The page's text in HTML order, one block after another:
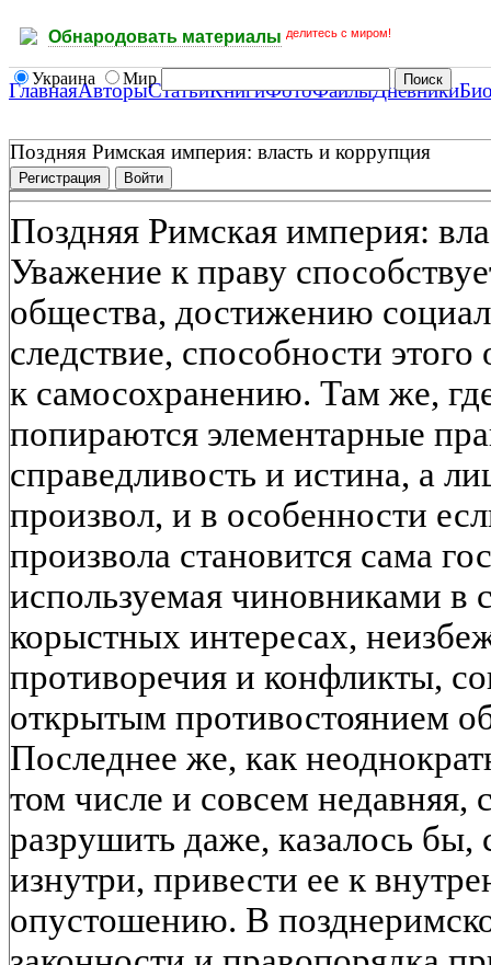
Обнародовать материалы делитесь с миром!
Украина Мир
ГлавнаяАвторыСтатьиКнигиФотоФайлыДневники
Поздняя Римская империя: власть и коррупция
Регистрация Войти
Поздняя Римская империя:
Уважение к праву
общества, достижению
следствие, способности
к самосохранению. Там же,
попираются элементарные
справедливость и истина, а
произвол, и в особенности
произвола становится сама
используемая чиновниками в
корыстных интересах,
противоречия и конфликты,
открытым противостоянием
Последнее же, как
том числе и совсем недавняя,
разрушить даже, казалось
изнутри, привести ее к
опустошению. В